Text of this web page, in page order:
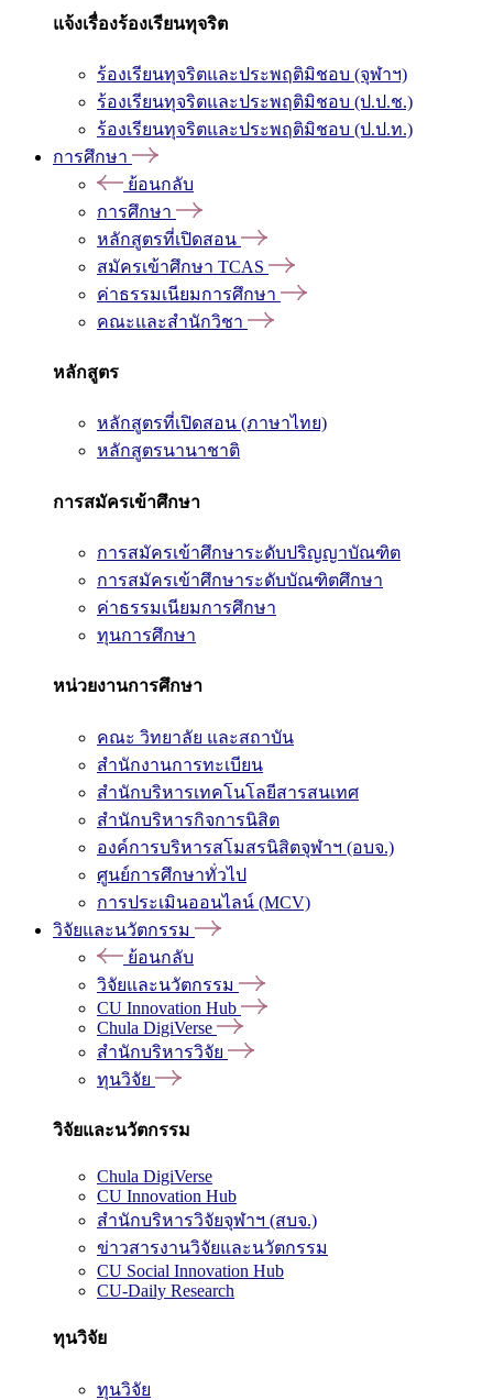
แจ้งเรื่องร้องเรียนทุจริต
ร้องเรียนทุจริตและประพฤติมิชอบ (จุฬาฯ)
ร้องเรียนทุจริตและประพฤติมิชอบ (ป.ป.ช.)
ร้องเรียนทุจริตและประพฤติมิชอบ (ป.ป.ท.)
การศึกษา
ย้อนกลับ
การศึกษา
หลักสูตรที่เปิดสอน
สมัครเข้าศึกษา TCAS
ค่าธรรมเนียมการศึกษา
คณะและสำนักวิชา
หลักสูตร
หลักสูตรที่เปิดสอน (ภาษาไทย)
หลักสูตรนานาชาติ
การสมัครเข้าศึกษา
การสมัครเข้าศึกษาระดับปริญญาบัณฑิต
การสมัครเข้าศึกษาระดับบัณฑิตศึกษา
ค่าธรรมเนียมการศึกษา
ทุนการศึกษา
หน่วยงานการศึกษา
คณะ วิทยาลัย และสถาบัน
สำนักงานการทะเบียน
สำนักบริหารเทคโนโลยีสารสนเทศ
สำนักบริหารกิจการนิสิต
องค์การบริหารสโมสรนิสิตจุฬาฯ (อบจ.)
ศูนย์การศึกษาทั่วไป
การประเมินออนไลน์ (MCV)
วิจัยและนวัตกรรม
ย้อนกลับ
วิจัยและนวัตกรรม
CU Innovation Hub
Chula DigiVerse
สำนักบริหารวิจัย
ทุนวิจัย
วิจัยและนวัตกรรม
Chula DigiVerse
CU Innovation Hub
สำนักบริหารวิจัยจุฬาฯ (สบจ.)
ข่าวสารงานวิจัยและนวัตกรรม
CU Social Innovation Hub
CU-Daily Research
ทุนวิจัย
ทุนวิจัย